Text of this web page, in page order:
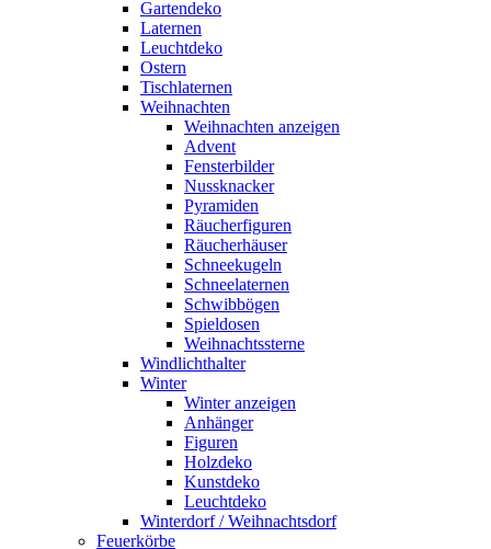
Gartendeko
Laternen
Leuchtdeko
Ostern
Tischlaternen
Weihnachten
Weihnachten anzeigen
Advent
Fensterbilder
Nussknacker
Pyramiden
Räucherfiguren
Räucherhäuser
Schneekugeln
Schneelaternen
Schwibbögen
Spieldosen
Weihnachtssterne
Windlichthalter
Winter
Winter anzeigen
Anhänger
Figuren
Holzdeko
Kunstdeko
Leuchtdeko
Winterdorf / Weihnachtsdorf
Feuerkörbe